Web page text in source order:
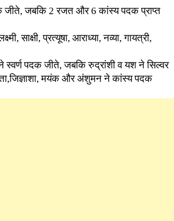
जीते, जबकि 2 रजत और 6 कांस्य पदक प्राप्त
साक्षी, प्रत्यूषा, आराध्या, नव्या, गायत्री,
पदक जीते, जबकि रुद्रांशी व ‌यश ने सिल्वर
मयंक और अंशुमन ने कांस्य पदक